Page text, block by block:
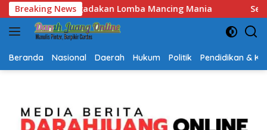
Langsung
ke
konten
Breaking News
Mania Semarak HUT RI dan Hari Jadi Kalsel, Gerak
Beranda Nasional Daerah Hukum Politik Pendidikan &